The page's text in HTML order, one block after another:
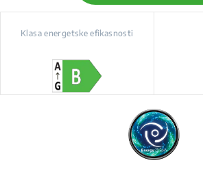
Klasa energetske efikasnosti